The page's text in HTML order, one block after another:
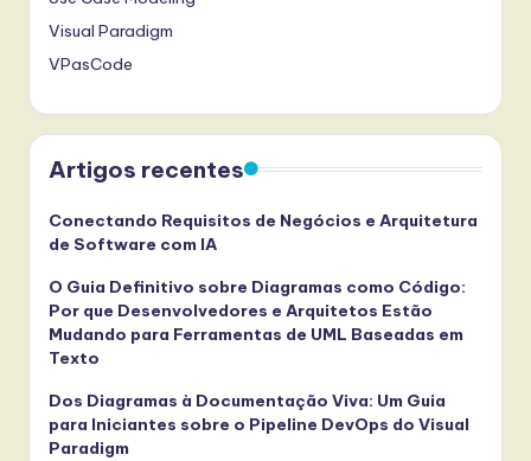
Visual Paradigm
VPasCode
Artigos recentes
Conectando Requisitos de Negócios e Arquitetura
de Software com IA
O Guia Definitivo sobre Diagramas como Código:
Por que Desenvolvedores e Arquitetos Estão
Mudando para Ferramentas de UML Baseadas em
Texto
Dos Diagramas à Documentação Viva: Um Guia
para Iniciantes sobre o Pipeline DevOps do Visual
Paradigm